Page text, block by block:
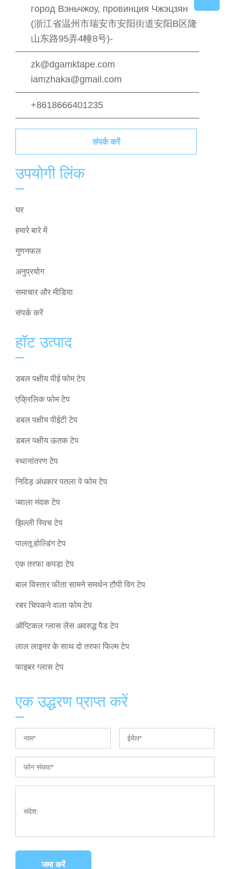
город Вэньчжоу, провинция Чжэцзян
(浙江省温州市瑞安市安阳街道安阳B区隆
山东路95弄4幢8号)-
zk@dgamktape.com
iamzhaka@gmail.com
+8618666401235
संपर्क करें
उपयोगी लिंक
घर
हमारे बारे में
गुणनफल
अनुप्रयोग
समाचार और मीडिया
संपर्क करें
हॉट उत्पाद
डबल पक्षीय पीई फोम टेप
एक्रिलिक फोम टेप
डबल पक्षीय पीईटी टेप
डबल पक्षीय ऊतक टेप
स्थानांतरण टेप
निविड़ अंधकार पतला पे फोम टेप
ज्वाला मंदक टेप
झिल्ली स्विच टेप
पालतू होल्डिंग टेप
एक तरफा कपड़ा टेप
बाल विस्तार फीता सामने समर्थन टौपी विग टेप
रबर चिपकने वाला फोम टेप
ऑप्टिकल ग्लास लेंस अवरुद्ध पैड टेप
लाल लाइनर के साथ दो तरफा फिल्म टेप
फाइबर ग्लास टेप
एक उद्धरण प्राप्त करें
जमा करें